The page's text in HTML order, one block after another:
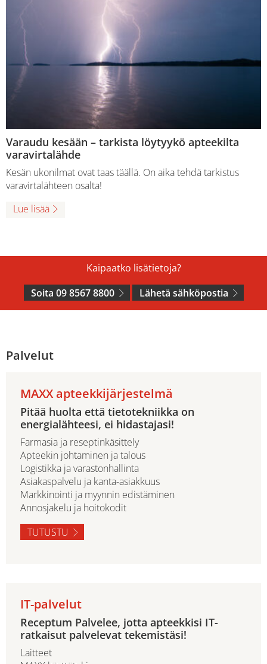
Varaudu kesään – tarkista löytyykö apteekilta
varavirtalähde
Kesän ukonilmat ovat taas täällä. On aika tehdä tarkistus
varavirtalähteen osalta!
Lue lisää
Kaipaatko lisätietoja?
Soita 09 8567 8800
Lähetä sähköpostia
Palvelut
MAXX apteekkijärjestelmä
Pitää huolta että tietotekniikka on
energialähteesi, ei hidastajasi!
Farmasia ja reseptinkäsittely
Apteekin johtaminen ja talous
Logistikka ja varastonhallinta
Asiakaspalvelu ja kanta-asiakkuus
Markkinointi ja myynnin edistäminen
Annosjakelu ja hoitokodit
TUTUSTU
IT-palvelut
Receptum Palvelee, jotta apteekkisi IT-
ratkaisut palvelevat tekemistäsi!
Laitteet